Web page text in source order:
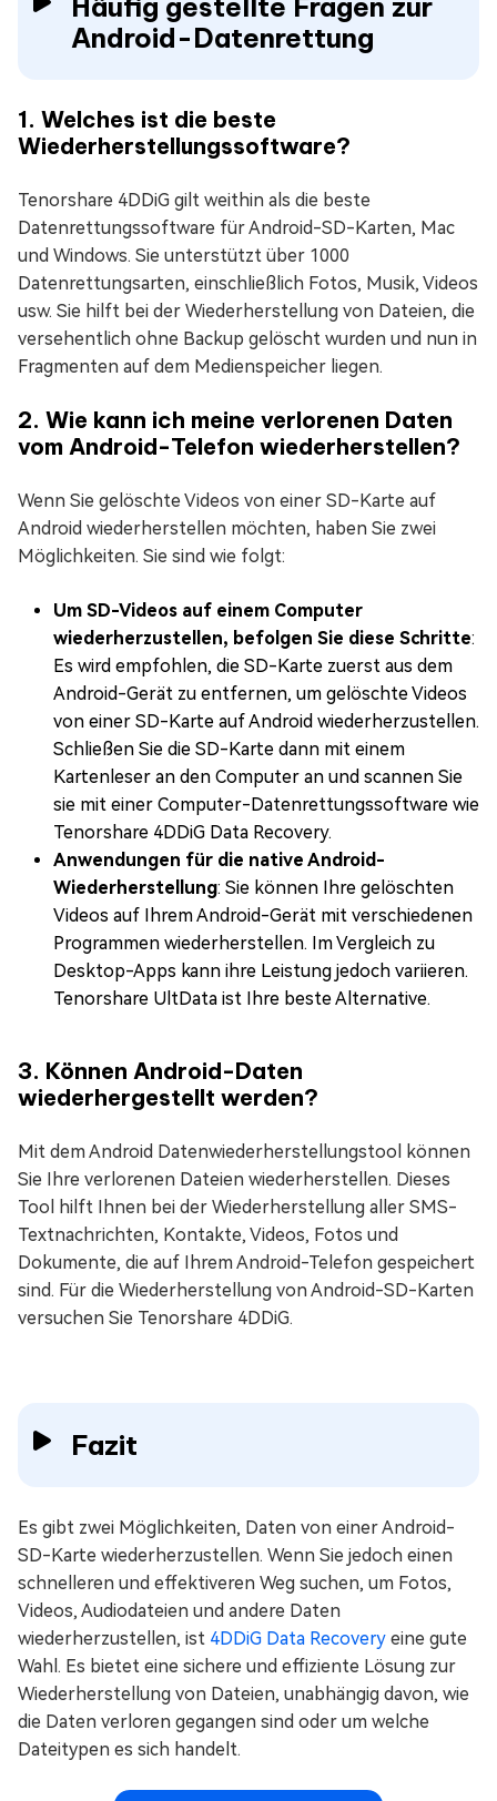
Häufig gestellte Fragen zur
Android-Datenrettung
1. Welches ist die beste
Wiederherstellungssoftware?
Tenorshare 4DDiG gilt weithin als die beste
Datenrettungssoftware für Android-SD-Karten, Mac
und Windows. Sie unterstützt über 1000
Datenrettungsarten, einschließlich Fotos, Musik, Videos
usw. Sie hilft bei der Wiederherstellung von Dateien, die
versehentlich ohne Backup gelöscht wurden und nun in
Fragmenten auf dem Medienspeicher liegen.
2. Wie kann ich meine verlorenen Daten
vom Android-Telefon wiederherstellen?
Wenn Sie gelöschte Videos von einer SD-Karte auf
Android wiederherstellen möchten, haben Sie zwei
Möglichkeiten. Sie sind wie folgt:
Um SD-Videos auf einem Computer
wiederherzustellen, befolgen Sie diese Schritte:
Es wird empfohlen, die SD-Karte zuerst aus dem
Android-Gerät zu entfernen, um gelöschte Videos
von einer SD-Karte auf Android wiederherzustellen.
Schließen Sie die SD-Karte dann mit einem
Kartenleser an den Computer an und scannen Sie
sie mit einer Computer-Datenrettungssoftware wie
Tenorshare 4DDiG Data Recovery.
Anwendungen für die native Android-
Wiederherstellung: Sie können Ihre gelöschten
Videos auf Ihrem Android-Gerät mit verschiedenen
Programmen wiederherstellen. Im Vergleich zu
Desktop-Apps kann ihre Leistung jedoch variieren.
Tenorshare UltData ist Ihre beste Alternative.
3. Können Android-Daten
wiederhergestellt werden?
Mit dem Android Datenwiederherstellungstool können
Sie Ihre verlorenen Dateien wiederherstellen. Dieses
Tool hilft Ihnen bei der Wiederherstellung aller SMS-
Textnachrichten, Kontakte, Videos, Fotos und
Dokumente, die auf Ihrem Android-Telefon gespeichert
sind. Für die Wiederherstellung von Android-SD-Karten
versuchen Sie Tenorshare 4DDiG.
Fazit
Es gibt zwei Möglichkeiten, Daten von einer Android-
SD-Karte wiederherzustellen. Wenn Sie jedoch einen
schnelleren und effektiveren Weg suchen, um Fotos,
Videos, Audiodateien und andere Daten
wiederherzustellen, ist 4DDiG Data Recovery eine gute
Wahl. Es bietet eine sichere und effiziente Lösung zur
Wiederherstellung von Dateien, unabhängig davon, wie
die Daten verloren gegangen sind oder um welche
Dateitypen es sich handelt.